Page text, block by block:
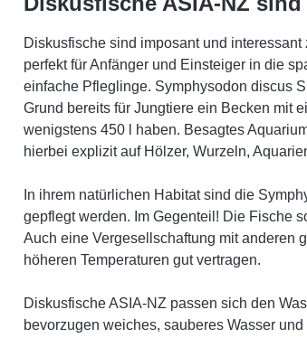
Diskusfische sind imposant und
perfekt für Anfänger und Einsteiger in die
einfache Pfleglinge. Symphysodon discus
Grund bereits für Jungtiere ein Becken mit
wenigstens 450 l haben. Besagtes
hierbei explizit auf Hölzer, Wurzeln,
In ihrem natürlichen Habitat sind die
gepflegt werden. Im Gegenteil! Die Fische
Auch eine Vergesellschaftung mit anderen
höheren Temperaturen gut vertragen.
Diskusfische ASIA-NZ passen sich den
bevorzugen weiches, sauberes Wasser